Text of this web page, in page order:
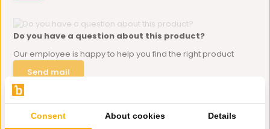
Do you have a question about this product?
Our employee is happy to help you find the right product
Send mail
Productomschrijving
Consent About cookies Details